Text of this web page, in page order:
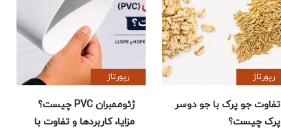
رپورتاژ
تفاوت جو پرک با جو دوسر
پرک چیست؟
رپورتاژ
ژئوممبران PVC چیست؟
مزایا، کاربردها و تفاوت با